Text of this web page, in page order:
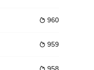
就离家出走了
月内处理与合作公司的业务。
 960
 959